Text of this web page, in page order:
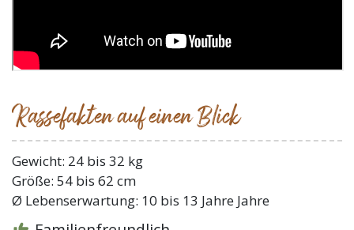
Rassefakten auf einen Blick
Gewicht: 24 bis 32 kg
Größe: 54 bis 62 cm
Ø Lebenserwartung: 10 bis 13 Jahre Jahre